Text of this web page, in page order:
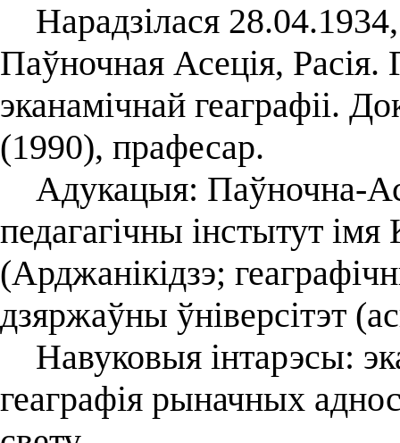
Нарадзілася
Паўночная Асеція, Расія.
эканамічнай геаграфіі.
(1990), прафесар.
Адукацыя: Паўночна-
педагагічны інстытут
(Арджанікідзэ;
дзяржаўны ўніверсітэт
Навуковыя інтарэсы:
геаграфія рыначных